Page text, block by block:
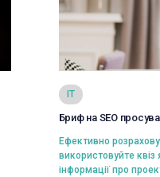
IT
Бриф на SEO
Ефективно
використовуйте
інформації про